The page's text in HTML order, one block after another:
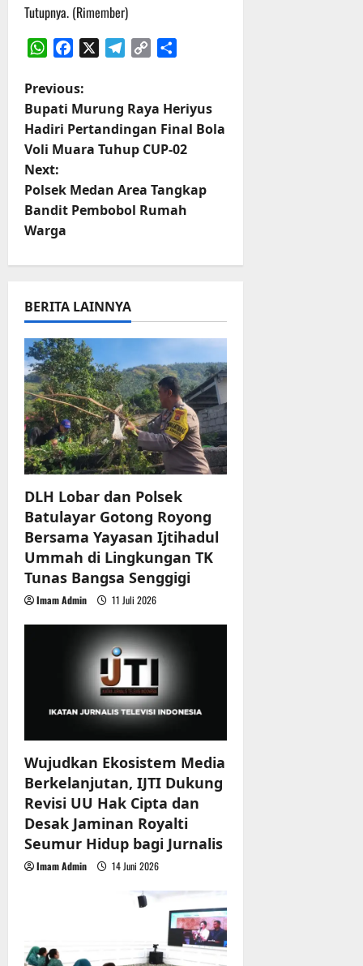
Tutupnya. (Rimember)
P
o
s
t
n
a
v
i
g
a
t
i
o
n
Previous:
Bupati Murung Raya Heriyus
Hadiri Pertandingan Final Bola
Voli Muara Tuhup CUP-02
Next:
Polsek Medan Area Tangkap
Bandit Pembobol Rumah
Warga
BERITA LAINNYA
DLH Lobar dan Polsek
Batulayar Gotong Royong
Bersama Yayasan Ijtihadul
Ummah di Lingkungan TK
Tunas Bangsa Senggigi
Imam Admin 11 Juli 2026
Wujudkan Ekosistem Media
Berkelanjutan, IJTI Dukung
Revisi UU Hak Cipta dan
Desak Jaminan Royalti
Seumur Hidup bagi Jurnalis
Imam Admin 14 Juni 2026